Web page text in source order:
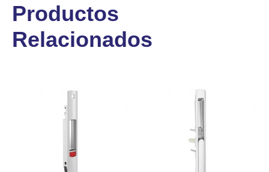
Productos
Relacionados